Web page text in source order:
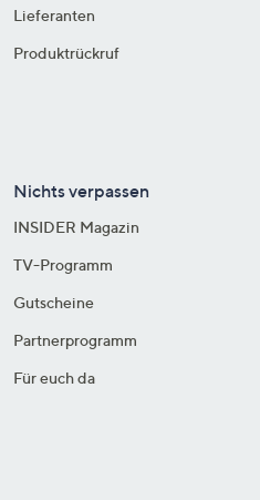
Lieferanten
Produktrückruf
Nichts verpassen
INSIDER Magazin
TV-Programm
Gutscheine
Partnerprogramm
Für euch da